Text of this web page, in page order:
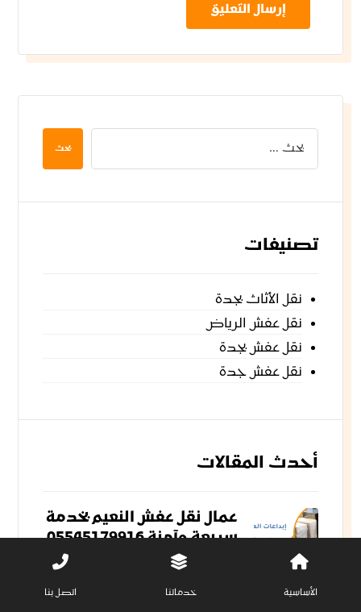
إرسال التعليق
بحث
تصنيفات
نقل الأثاث بجدة
نقل عفش الرياض
نقل عفش بجدة
نقل عفش جدة
أحدث المقالات
عمال نقل عفش النعيم بخدمة
سريعة وآمنة 05545179916
نقل أثاث حي النعيم بخدمات
الأساسية خدماتنا اتصل بنا